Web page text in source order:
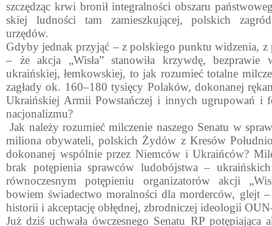
szczędząc krwi bronił integralności obszaru
skiej ludności tam zamieszkującej, polskich
urzędów.
Gdyby jednak przyjąć – z polskiego punktu widzenia, z
– że akcja „Wisła” stanowiła krzywdę, bezprawie
ukraińskiej, łemkowskiej, to jak rozumieć totalne
za­głady ok. 160–180 tysięcy Polaków, dokonanej
Ukraińskiej Armii Powstańczej i innych ugrupowań i
nacjonalizmu?
Jak należy rozumieć milczenie naszego Senatu w
miliona obywateli, polskich Żydów z Kresów
dokonanej wspólnie przez Niemców i Ukraińców?
brak potępienia spraw­ców ludobójstwa –
równoczes­nym potępieniu organizatorów akcji
bowiem świadectwo moralności dla morderców, glejt
historii i akceptację obłędnej, zbrodniczej ideologii
Już dziś uchwała ówczesnego Senatu RP potępiająca